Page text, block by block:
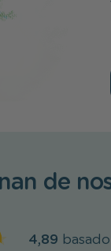
de
4,89